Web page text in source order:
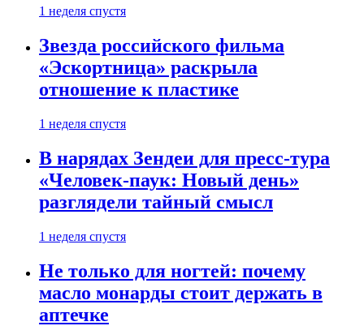
1 неделя спустя
Звезда российского фильма
«Эскортница» раскрыла
отношение к пластике
1 неделя спустя
В нарядах Зендеи для пресс-тура
«Человек-паук: Новый день»
разглядели тайный смысл
1 неделя спустя
Не только для ногтей: почему
масло монарды стоит держать в
аптечке